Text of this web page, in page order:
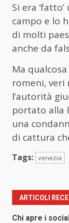
Si era
campo e lo
di molti
anche da
Ma
romeni, veri
l’autorità
portato alla
una
di cattura
Tags: venezia
ARTICOLI
Chi apre i